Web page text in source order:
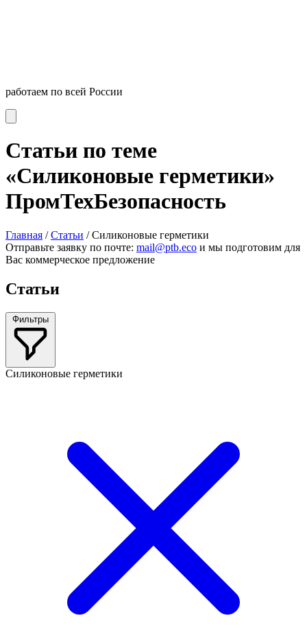
работаем по всей России
Статьи по теме
«Силиконовые герметики»
ПромТехБезопасность
Главная /Статьи /Силиконовые герметики
Отправьте заявку по почте: mail@ptb.eco и мы подготовим для
Вас коммерческое предложение
Статьи
Фильтры
Силиконовые герметики